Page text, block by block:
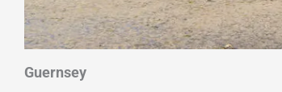
Guernsey